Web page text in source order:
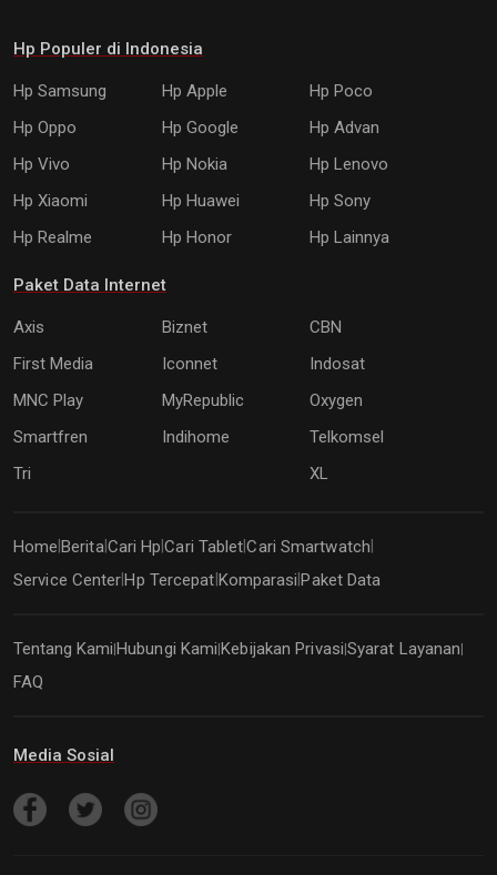
Hp Populer di Indonesia
Hp Samsung Hp Apple
Hp Poco
Hp Oppo
Hp Google
Hp Advan
Hp Vivo
Hp Nokia
Hp Lenovo
Hp Xiaomi
Hp Huawei
Hp Sony
Hp Realme
Hp Honor Hp Lainnya
Paket Data Internet
Axis Biznet
CBN
First Media
Iconnet
Indosat
MNC Play
MyRepublic
Oxygen
Smartfren
Indihome
Telkomsel
Tri
XL
Home BeritaCari Hp |Cari Tablet|Cari Smartwatch
Service Center|Hp Tercepat Komparasi |Paket Data
Tentang Kami|Hubungi Kami|Kebijakan Privasi|Syarat Layanan|
FAQ
Media Sosial